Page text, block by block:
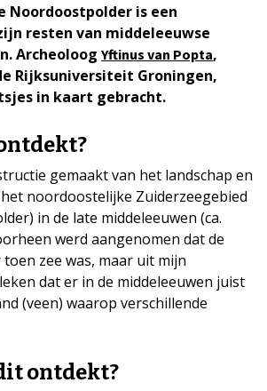
Noordoostpolder is een
resten van middeleeuwse
Archeoloog Yftinus van Popta,
Rijksuniversiteit Groningen,
in kaart gebracht.
gemaakt van het landschap en
noordoostelijke Zuiderzeegebied
in de late middeleeuwen (ca.
werd aangenomen dat de
zee was, maar uit mijn
dat er in de middeleeuwen juist
(veen) waarop verschillende
ontdekt?